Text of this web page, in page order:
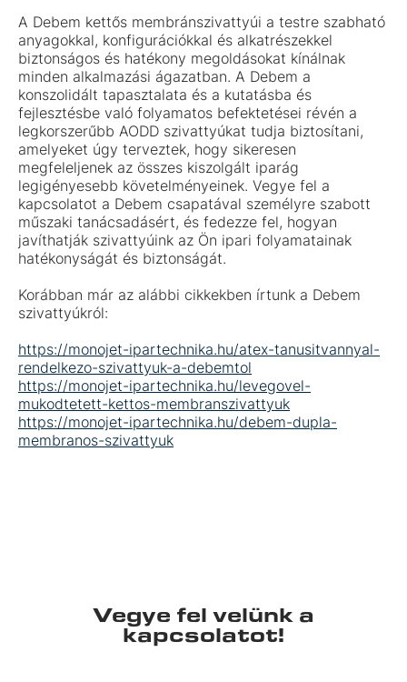
A Debem kettős membránszivattyúi a testre szabható
anyagokkal, konfigurációkkal és alkatrészekkel
biztonságos és hatékony megoldásokat kínálnak
minden alkalmazási ágazatban. A Debem a
konszolidált tapasztalata és a kutatásba és
fejlesztésbe való folyamatos befektetései révén a
legkorszerűbb AODD szivattyúkat tudja biztosítani,
amelyeket úgy terveztek, hogy sikeresen
megfeleljenek az összes kiszolgált iparág
legigényesebb követelményeinek. Vegye fel a
kapcsolatot a Debem csapatával személyre szabott
műszaki tanácsadásért, és fedezze fel, hogyan
javíthatják szivattyúink az Ön ipari folyamatainak
hatékonyságát és biztonságát.
Korábban már az alábbi cikkekben írtunk a Debem
szivattyúkról:
https://monojet-ipartechnika.hu/atex-tanusitvannyal-
rendelkezo-szivattyuk-a-debemtol
https://monojet-ipartechnika.hu/levegovel-
mukodtetett-kettos-membranszivattyuk
https://monojet-ipartechnika.hu/debem-dupla-
membranos-szivattyuk
Vegye fel velünk a
kapcsolatot!